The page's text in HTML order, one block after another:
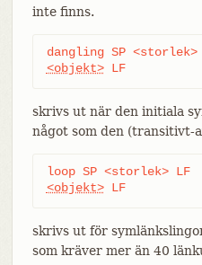
inte finns.
<objekt> LF
skrivs ut när den initiala
något som den (transitivt-
loop SP <storlek> LF
<objekt> LF
skrivs ut för
som kräver mer än 40